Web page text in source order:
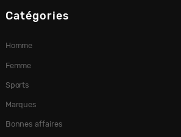
Catégories
Homme
Femme
Sports
Marques
Bonnes affaires